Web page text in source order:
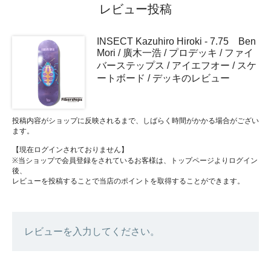
レビュー投稿
INSECT Kazuhiro Hiroki - 7.75 Ben
Mori / 廣木一浩 / プロデッキ / ファイ
バーステップス / アイエフオー / スケ
ートボード / デッキのレビュー
投稿内容がショップに反映されるまで、しばらく時間がかかる場合がござい
ます。
【現在ログインされておりません】
※当ショップで会員登録をされているお客様は、トップページよりログイン
後、
レビューを投稿することで当店のポイントを取得することができます。
レビューを入力してください。